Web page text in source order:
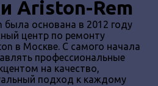
Ariston-Rem
основана в 2012 году
центр по ремонту
в Москве. С самого начала
профессиональные
на качество,
подход к каждому